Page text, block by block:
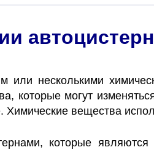
или несколькими
могут
Химические вещества
которые